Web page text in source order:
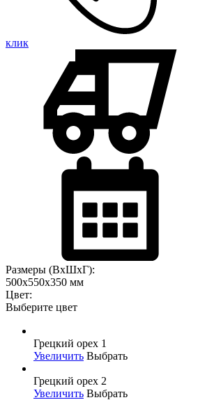
клик
Размеры (ВхШхГ):
500x550x350 мм
Цвет:
Выберите цвет
Грецкий орех 1
Увеличить Выбрать
Грецкий орех 2
Увеличить Выбрать